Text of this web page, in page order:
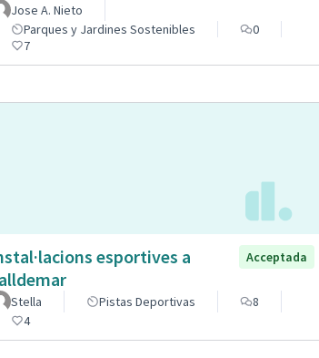
Jose A. Nieto
Parques y Jardines Sostenibles
0
7
esportives a
Acceptada
Stella Pistas Deportivas
8
4